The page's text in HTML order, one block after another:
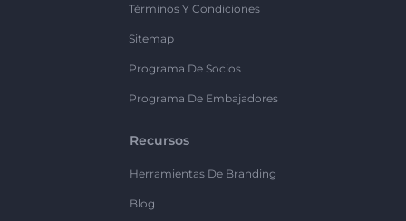
Términos Y Condiciones
Sitemap
Programa De Socios
Programa De Embajadores
Recursos
Herramientas De Branding
Blog